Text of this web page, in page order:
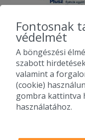
2010-2026
Pizza, gyros,
Fontosnak
védelmét
A böngészési
szabott
valamint a
(cookie)
gombra kattintva
használatához.